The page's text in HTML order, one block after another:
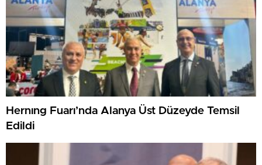
Hernıng Fuarı’nda Alanya Üst Düzeyde Temsil
Edildi